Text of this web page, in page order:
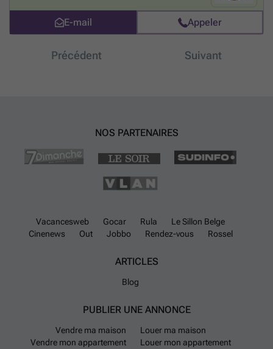
E-mail Appeler
Précédent Suivant
NOS PARTENAIRES
Vacancesweb Gocar Rula
Le Sillon Belge
Cinenews
Out Jobbo Rendez-vous Rossel
ARTICLES
Blog
PUBLIER UNE ANNONCE
Vendre ma maison
Louer ma maison
Vendre mon appartement
Louer mon appartement